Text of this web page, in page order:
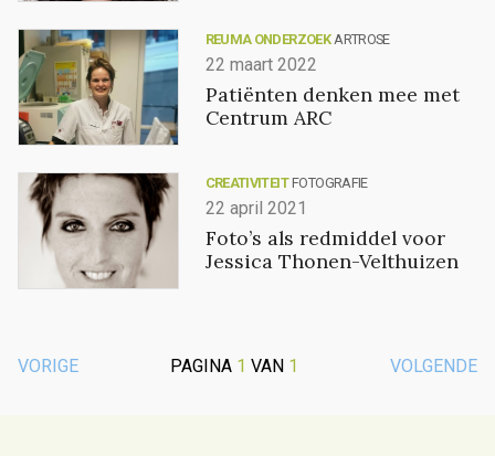
REUMA ONDERZOEK ARTROSE
22 maart 2022
Patiënten denken mee met
Centrum ARC
CREATIVITEIT FOTOGRAFIE
22 april 2021
Foto’s als redmiddel voor
Jessica Thonen-Velthuizen
VORIGE PAGINA 1 VAN 1 VOLGENDE